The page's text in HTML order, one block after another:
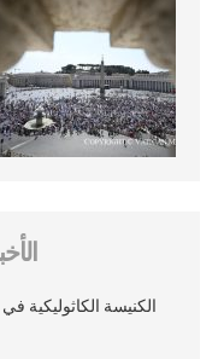
الكنيسة الكاثوليكية